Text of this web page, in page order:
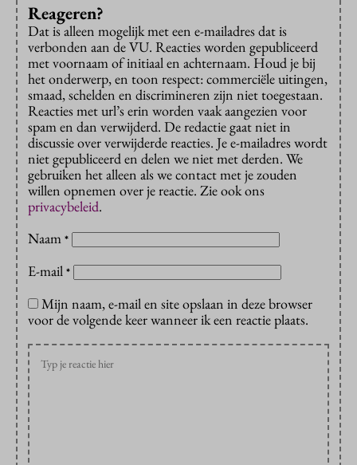
Reageren?
Dat is alleen mogelijk met een e-mailadres dat is
verbonden aan de VU. Reacties worden gepubliceerd
met voornaam of initiaal en achternaam. Houd je bij
het onderwerp, en toon respect: commerciële uitingen,
smaad, schelden en discrimineren zijn niet toegestaan.
Reacties met url’s erin worden vaak aangezien voor
spam en dan verwijderd. De redactie gaat niet in
discussie over verwijderde reacties. Je e-mailadres wordt
niet gepubliceerd en delen we niet met derden. We
gebruiken het alleen als we contact met je zouden
willen opnemen over je reactie. Zie ook ons
privacybeleid.
Naam *
E-mail *
Mijn naam, e-mail en site opslaan in deze browser
voor de volgende keer wanneer ik een reactie plaats.